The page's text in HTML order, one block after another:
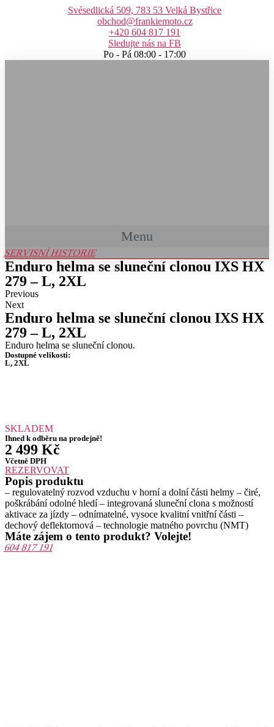
Svésedlická 509, 783 53 Velká Bystřice
obchod@frankiemoto.cz
+420 604 817 191
Sledujte nás na FB
Po - Pá 08:00 - 17:00
Menu
SERVISNÍ HISTORIE
Enduro helma se sluneční clonou IXS HX
279 – L, 2XL
Previous
Next
Enduro helma se sluneční clonou IXS HX
279 – L, 2XL
Enduro helma se sluneční clonou.
Dostupné velikosti:
L, 2XL
SKLADEM
Ihned k odběru na prodejně!
2 499 Kč
Včetně DPH
REZERVOVAT
Popis produktu
– regulovatelný rozvod vzduchu v horní a dolní části helmy – čiré,
poškrábání odolné hledí – integrovaná sluneční clona s možností
aktivace za jízdy – odnímatelné, vysoce kvalitní vnitřní části –
dechový deflektornová – technologie matného povrchu (NMT)
Máte zájem o tento produkt? Volejte!
604 817 191